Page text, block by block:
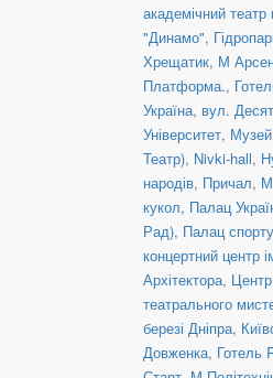
академічний
"Динамо",
Хрещатик, М
Платформа.,
Україна, вул.
Університет,
Театр), Nivki-hall,
народів, Причал,
кукол, Палац
Рад), Палац спорту
концертний центр
Архітектора,
театрального
березі Дніпра,
Довженка, Готель